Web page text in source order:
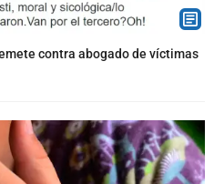
contra abogado de víctimas